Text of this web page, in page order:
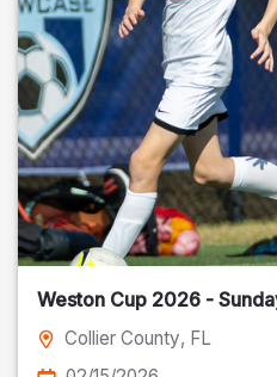
Weston Cup 2026 -
Collier County, FL